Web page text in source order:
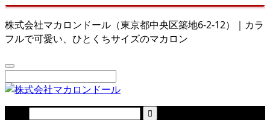
株式会社マカロンドール（東京都中央区築地6-2-12）｜カラ
フルで可愛い、ひとくちサイズのマカロン